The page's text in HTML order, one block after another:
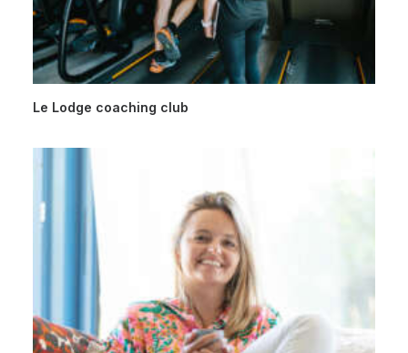
Le Lodge coaching club